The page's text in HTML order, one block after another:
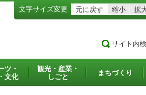
文字サイズ変更 元に戻す 縮小 拡
サイト内
ツ・
文化
観光・産業・
しごと
まちづくり